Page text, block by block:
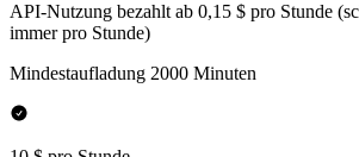
API-Nutzung bezahlt ab 0,15 $ pro Stunde
immer pro Stunde)
Mindestaufladung 2000 Minuten